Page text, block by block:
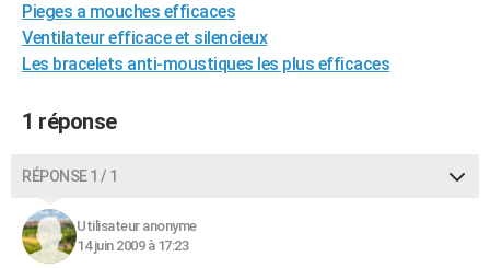
Alimentation
Guide de la santé
Maladies
Médicaments
Sommeil
VOYAGE
Destinations
City break
Voyage nature
Voyage de noces
Forum
Climat
+PHOTO
Carte de Noël
Carte Bonne année
Carte Saint-Valentin
Carte Pâques
Carte d'anniversaire
DICTIONNAIRE
Pieges a mouches efficaces
Ventilateur efficace et silencieux
Les bracelets anti-moustiques les plus efficaces
1 réponse
RÉPONSE 1 / 1
Utilisateur anonyme
14 juin 2009 à 17:23